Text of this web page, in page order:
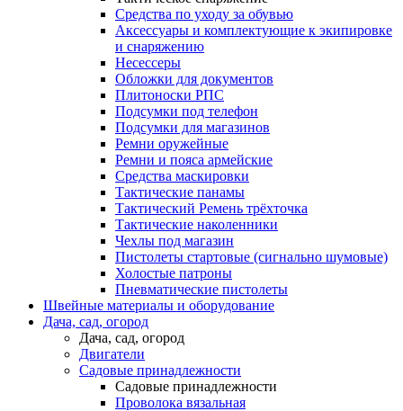
Средства по уходу за обувью
Аксессуары и комплектующие к экипировке
и снаряжению
Несессеры
Обложки для документов
Плитоноски РПС
Подсумки под телефон
Подсумки для магазинов
Ремни оружейные
Ремни и пояса армейские
Средства маскировки
Тактические панамы
Тактический Ремень трёхточка
Тактические наколенники
Чехлы под магазин
Пистолеты стартовые (сигнально шумовые)
Холостые патроны
Пневматические пистолеты
Швейные материалы и оборудование
Дача, сад, огород
Дача, сад, огород
Двигатели
Садовые принадлежности
Садовые принадлежности
Проволока вязальная